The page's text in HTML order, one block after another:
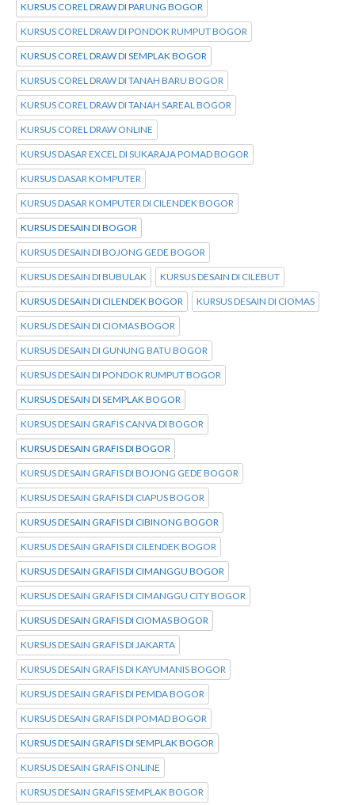
KURSUS COREL DRAW DI PARUNG BOGOR
KURSUS COREL DRAW DI PONDOK RUMPUT BOGOR
KURSUS COREL DRAW DI SEMPLAK BOGOR
KURSUS COREL DRAW DI TANAH BARU BOGOR
KURSUS COREL DRAW DI TANAH SAREAL BOGOR
KURSUS COREL DRAW ONLINE
KURSUS DASAR EXCEL DI SUKARAJA POMAD BOGOR
KURSUS DASAR KOMPUTER
KURSUS DASAR KOMPUTER DI CILENDEK BOGOR
KURSUS DESAIN DI BOGOR
KURSUS DESAIN DI BOJONG GEDE BOGOR
KURSUS DESAIN DI BUBULAK KURSUS DESAIN DI CILEBUT
KURSUS DESAIN DI CILENDEK BOGOR KURSUS DESAIN DI CIOMAS
KURSUS DESAIN DI CIOMAS BOGOR
KURSUS DESAIN DI GUNUNG BATU BOGOR
KURSUS DESAIN DI PONDOK RUMPUT BOGOR
KURSUS DESAIN DI SEMPLAK BOGOR
KURSUS DESAIN GRAFIS CANVA DI BOGOR
KURSUS DESAIN GRAFIS DI BOGOR
KURSUS DESAIN GRAFIS DI BOJONG GEDE BOGOR
KURSUS DESAIN GRAFIS DI CIAPUS BOGOR
KURSUS DESAIN GRAFIS DI CIBINONG BOGOR
KURSUS DESAIN GRAFIS DI CILENDEK BOGOR
KURSUS DESAIN GRAFIS DI CIMANGGU BOGOR
KURSUS DESAIN GRAFIS DI CIMANGGU CITY BOGOR
KURSUS DESAIN GRAFIS DI CIOMAS BOGOR
KURSUS DESAIN GRAFIS DI JAKARTA
KURSUS DESAIN GRAFIS DI KAYUMANIS BOGOR
KURSUS DESAIN GRAFIS DI PEMDA BOGOR
KURSUS DESAIN GRAFIS DI POMAD BOGOR
KURSUS DESAIN GRAFIS DI SEMPLAK BOGOR
KURSUS DESAIN GRAFIS ONLINE
KURSUS DESAIN GRAFIS SEMPLAK BOGOR